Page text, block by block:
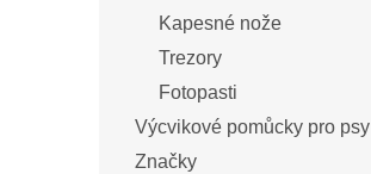
Kapesné nože
Trezory
Fotopasti
Výcvikové pomůcky pro psy
Značky